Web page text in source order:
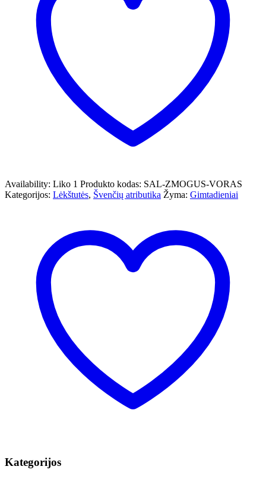
Availability: Liko 1 Produkto kodas: SAL-ZMOGUS-VORAS
Kategorijos: Lėkštutės, Švenčių atributika Žyma: Gimtadieniai
Kategorijos